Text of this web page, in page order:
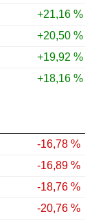
+21,16 %
+20,50 %
+19,92 %
+18,16 %
-16,78 %
-16,89 %
-18,76 %
-20,76 %